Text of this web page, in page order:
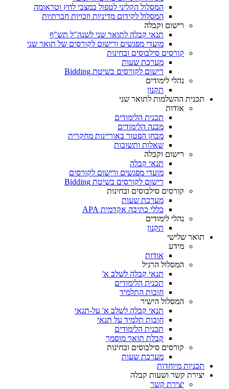
המסלול הקליני לטפול במצבי לחץ וטראומה
המסלול לקידום מדיניות וזכויות חברתיות
רישום וקבלה
תנאי קבלה לתואר שני לשנה"ל תש"ף
מועדי מפגשים ורישום לקורסים של תואר שני
קורסים סילבוסים ובחינות
מערכת שעות
רישום לקורסים בשיטת Bidding
נהלי לימודים
תקנון
תכנית ההשלמות לתואר שני
אודות
תכנית הלימודים
מבנה הלימודים
מבחן הפטור באוריינות מחקרית
שאלות ותשובות
רישום וקבלה
תנאי קבלה
מועדי מפגשים ורישום לקורסים
רישום לקורסים בשיטת Bidding
קורסים סילבוסים ובחינות
מערכת שעות
כללי כתיבה אקדמית APA
נהלי לימודים
תקנון
תואר שלישי
מידע
אודות
המסלול הרגיל
תנאי קבלה לשלב א'
תכנית הלימודים
חובות התלמיד
המסלול הישיר
תנאי קבלה לשלב א' על-תנאי
חובות תלמיד על תנאי
תכנית הלימודים
קבלת תואר מוסמך
קורסים סילבוסים ובחינות
מערכת שעות
תכניות מיוחדות
יצירת קשר ושעות קבלה
יצירת קשר